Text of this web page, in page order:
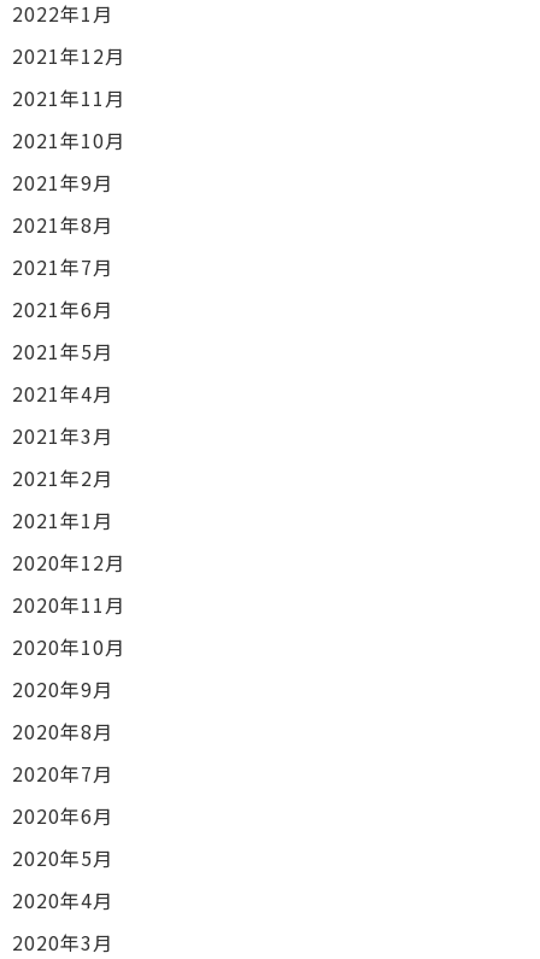
2022年1月
2021年12月
2021年11月
2021年10月
2021年9月
2021年8月
2021年7月
2021年6月
2021年5月
2021年4月
2021年3月
2021年2月
2021年1月
2020年12月
2020年11月
2020年10月
2020年9月
2020年8月
2020年7月
2020年6月
2020年5月
2020年4月
2020年3月